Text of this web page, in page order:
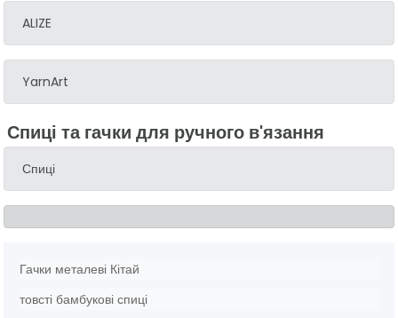
ALIZE
YarnArt
Спиці та гачки для ручного в'язання
Спиці
Гачки металеві Кітай
товсті бамбукові спиці